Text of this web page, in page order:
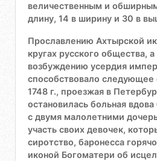
величественным и
длину, 14 в ширину и 30 в
Прославлению Ахтырской
кругах русского общества,
возбуждению усердия
способствовало следующее
1748 г., проезжая в
остановилась больная
с двумя малолетними
участь своих девочек,
сиротство, баронесса
иконой Богоматери об